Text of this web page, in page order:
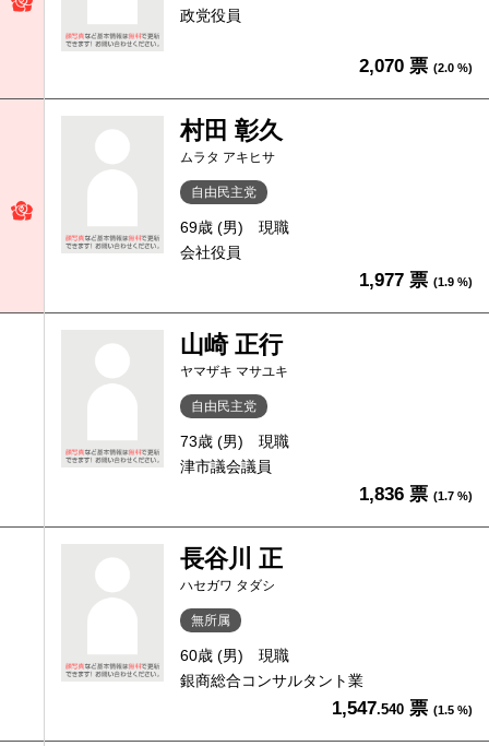
政党役員
2,070 票 (2.0 %)
村田 彰久
ムラタ アキヒサ
自由民主党
69歳 (男)
現職
会社役員
1,977 票 (1.9 %)
山崎 正行
ヤマザキ マサユキ
自由民主党
73歳 (男)
現職
津市議会議員
1,836 票 (1.7 %)
長谷川 正
ハセガワ タダシ
無所属
60歳 (男)
現職
銀商総合コンサルタント業
1,547.540 票 (1.5 %)